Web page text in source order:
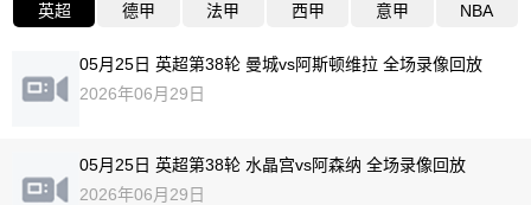
英超 德甲 法甲 西甲 意甲 NBA
05月25日 英超第38轮 曼城vs阿斯顿维拉 全场录像回放
2026年06月29日
05月25日 英超第38轮 水晶宫vs阿森纳 全场录像回放
2026年06月29日